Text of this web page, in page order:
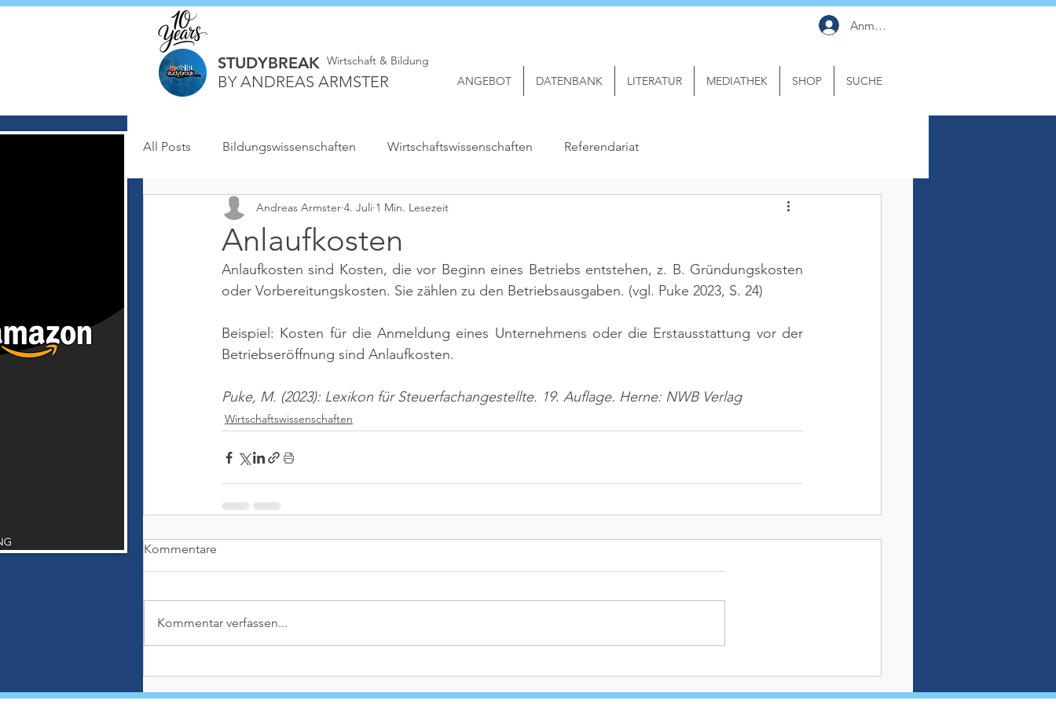
STUDYBREAK
BY ANDREAS ARMSTER
Wirtschaft & Bildung
Anmelden
ANGEBOT DATENBANK LITERATUR MEDIATHEK SHOP SUCHE
All Posts Bildungswissenschaften Wirtschaftswissenschaften Referendariat
Anlaufkosten
Andreas Armster 4. Juli 1 Min. Lesezeit
Anlaufkosten sind Kosten, die vor Beginn eines Betriebs entstehen, z. B. Gründungskosten
oder Vorbereitungskosten. Sie zählen zu den Betriebsausgaben. (vgl. Puke 2023, S. 24)
Beispiel: Kosten für die Anmeldung eines Unternehmens oder die Erstausstattung vor der
Betriebseröffnung sind Anlaufkosten.
Puke, M. (2023): Lexikon für Steuerfachangestellte. 19. Auflage. Herne: NWB Verlag
Wirtschaftswissenschaften
Kommentare
Kommentar verfassen...